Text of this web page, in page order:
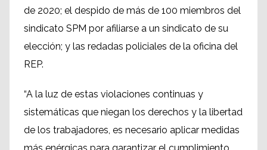
de 2020; el despido de más de 100 miembros del
sindicato SPM por afiliarse a un sindicato de su
elección; y las redadas policiales de la oficina del
REP.
“A la luz de estas violaciones continuas y
sistemáticas que niegan los derechos y la libertad
de los trabajadores, es necesario aplicar medidas